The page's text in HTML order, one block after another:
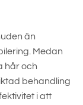
än
Medan
hår och
behandling
i att